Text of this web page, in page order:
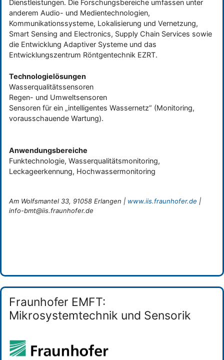
Dienstleistungen. Die Forschungsbereiche umfassen unter
anderem Audio- und Medientechnologien,
Kommunikationssysteme, Lokalisierung und Vernetzung,
Smart Sensing and Electronics, Supply Chain Services sowie
die Entwicklung Adaptiver Systeme und das
Entwicklungszentrum Röntgentechnik EZRT.
Technologielösungen
Wasserqualitätssensoren
Regen- und Umweltsensoren
Sensoren für ein „intelligentes Wassernetz“ (Monitoring,
vorausschauende Wartung).
Anwendungsbereiche
Funktechnologie, Wasserqualitätsmonitoring,
Leckageerkennung, Hochwassermonitoring
Am Wolfsmantel 33, 91058 Erlangen | www.iis.fraunhofer.de |
info-bmt@iis.fraunhofer.de
Fraunhofer EMFT:
Mikrosystemtechnik und Sensorik